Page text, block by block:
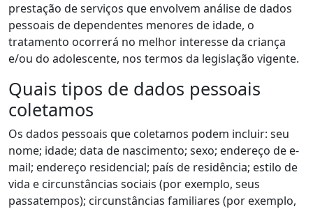
prestação de serviços que envolvem análise de dados
pessoais de dependentes menores de idade, o
tratamento ocorrerá no melhor interesse da criança
e/ou do adolescente, nos termos da legislação vigente.
Quais tipos de dados pessoais
coletamos
Os dados pessoais que coletamos podem incluir: seu
nome; idade; data de nascimento; sexo; endereço de e-
mail; endereço residencial; país de residência; estilo de
vida e circunstâncias sociais (por exemplo, seus
passatempos); circunstâncias familiares (por exemplo,